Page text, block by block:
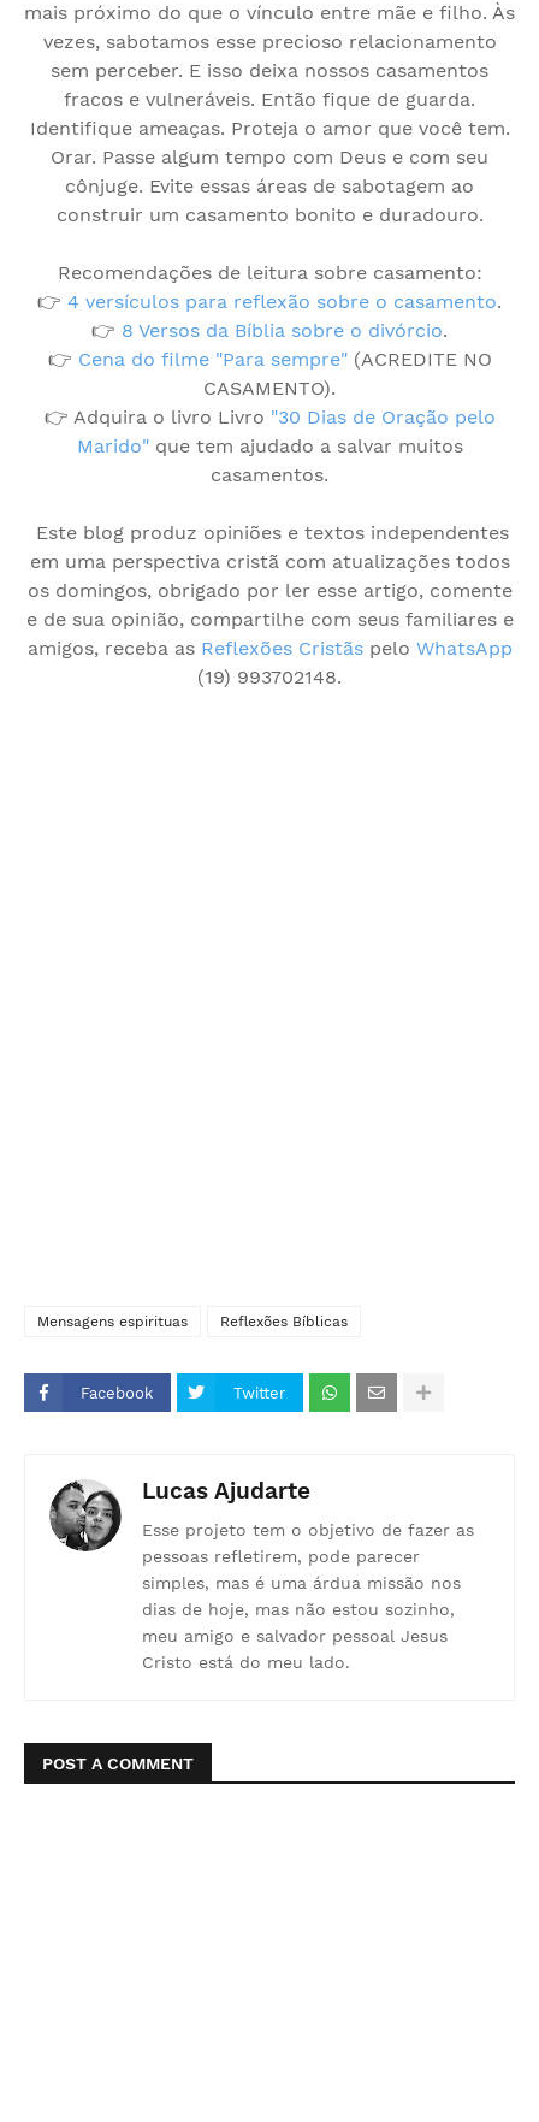
mais próximo do que o vínculo entre mãe e filho. Às
vezes, sabotamos esse precioso relacionamento
sem perceber. E isso deixa nossos casamentos
fracos e vulneráveis. Então fique de guarda.
Identifique ameaças. Proteja o amor que você tem.
Orar. Passe algum tempo com Deus e com seu
cônjuge. Evite essas áreas de sabotagem ao
construir um casamento bonito e duradouro.
Recomendações de leitura sobre casamento:
👉 4 versículos para reflexão sobre o casamento.
👉 8 Versos da Bíblia sobre o divórcio.
👉 Cena do filme "Para sempre"(ACREDITE NO
CASAMENTO).
👉 Adquira o livro Livro "30 Dias de Oração pelo
Marido"que tem ajudado a salvar muitos
casamentos.
Este blog produz opiniões e textos independentes
em uma perspectiva cristã com atualizações todos
os domingos, obrigado por ler esse artigo, comente
e de sua opinião, compartilhe com seus familiares e
amigos, receba as Reflexões Cristãspelo WhatsApp
(19) 993702148.
Mensagens espirituas Reflexões Bíblicas
Facebook Twitter
Lucas Ajudarte
Esse projeto tem o objetivo de fazer as
pessoas refletirem, pode parecer
simples, mas é uma árdua missão nos
dias de hoje, mas não estou sozinho,
meu amigo e salvador pessoal Jesus
Cristo está do meu lado.
POST A COMMENT